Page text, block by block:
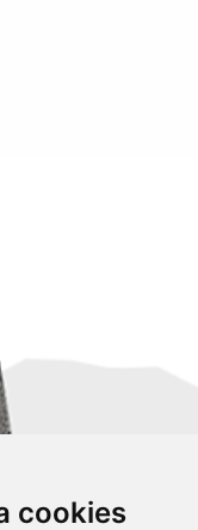
cookies